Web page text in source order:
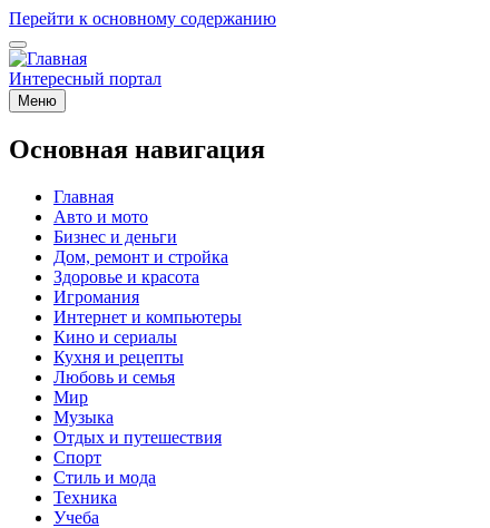
Перейти к основному содержанию
Интересный портал
Меню
Основная навигация
Главная
Авто и мото
Бизнес и деньги
Дом, ремонт и стройка
Здоровье и красота
Игромания
Интернет и компьютеры
Кино и сериалы
Кухня и рецепты
Любовь и семья
Мир
Музыка
Отдых и путешествия
Спорт
Стиль и мода
Техника
Учеба